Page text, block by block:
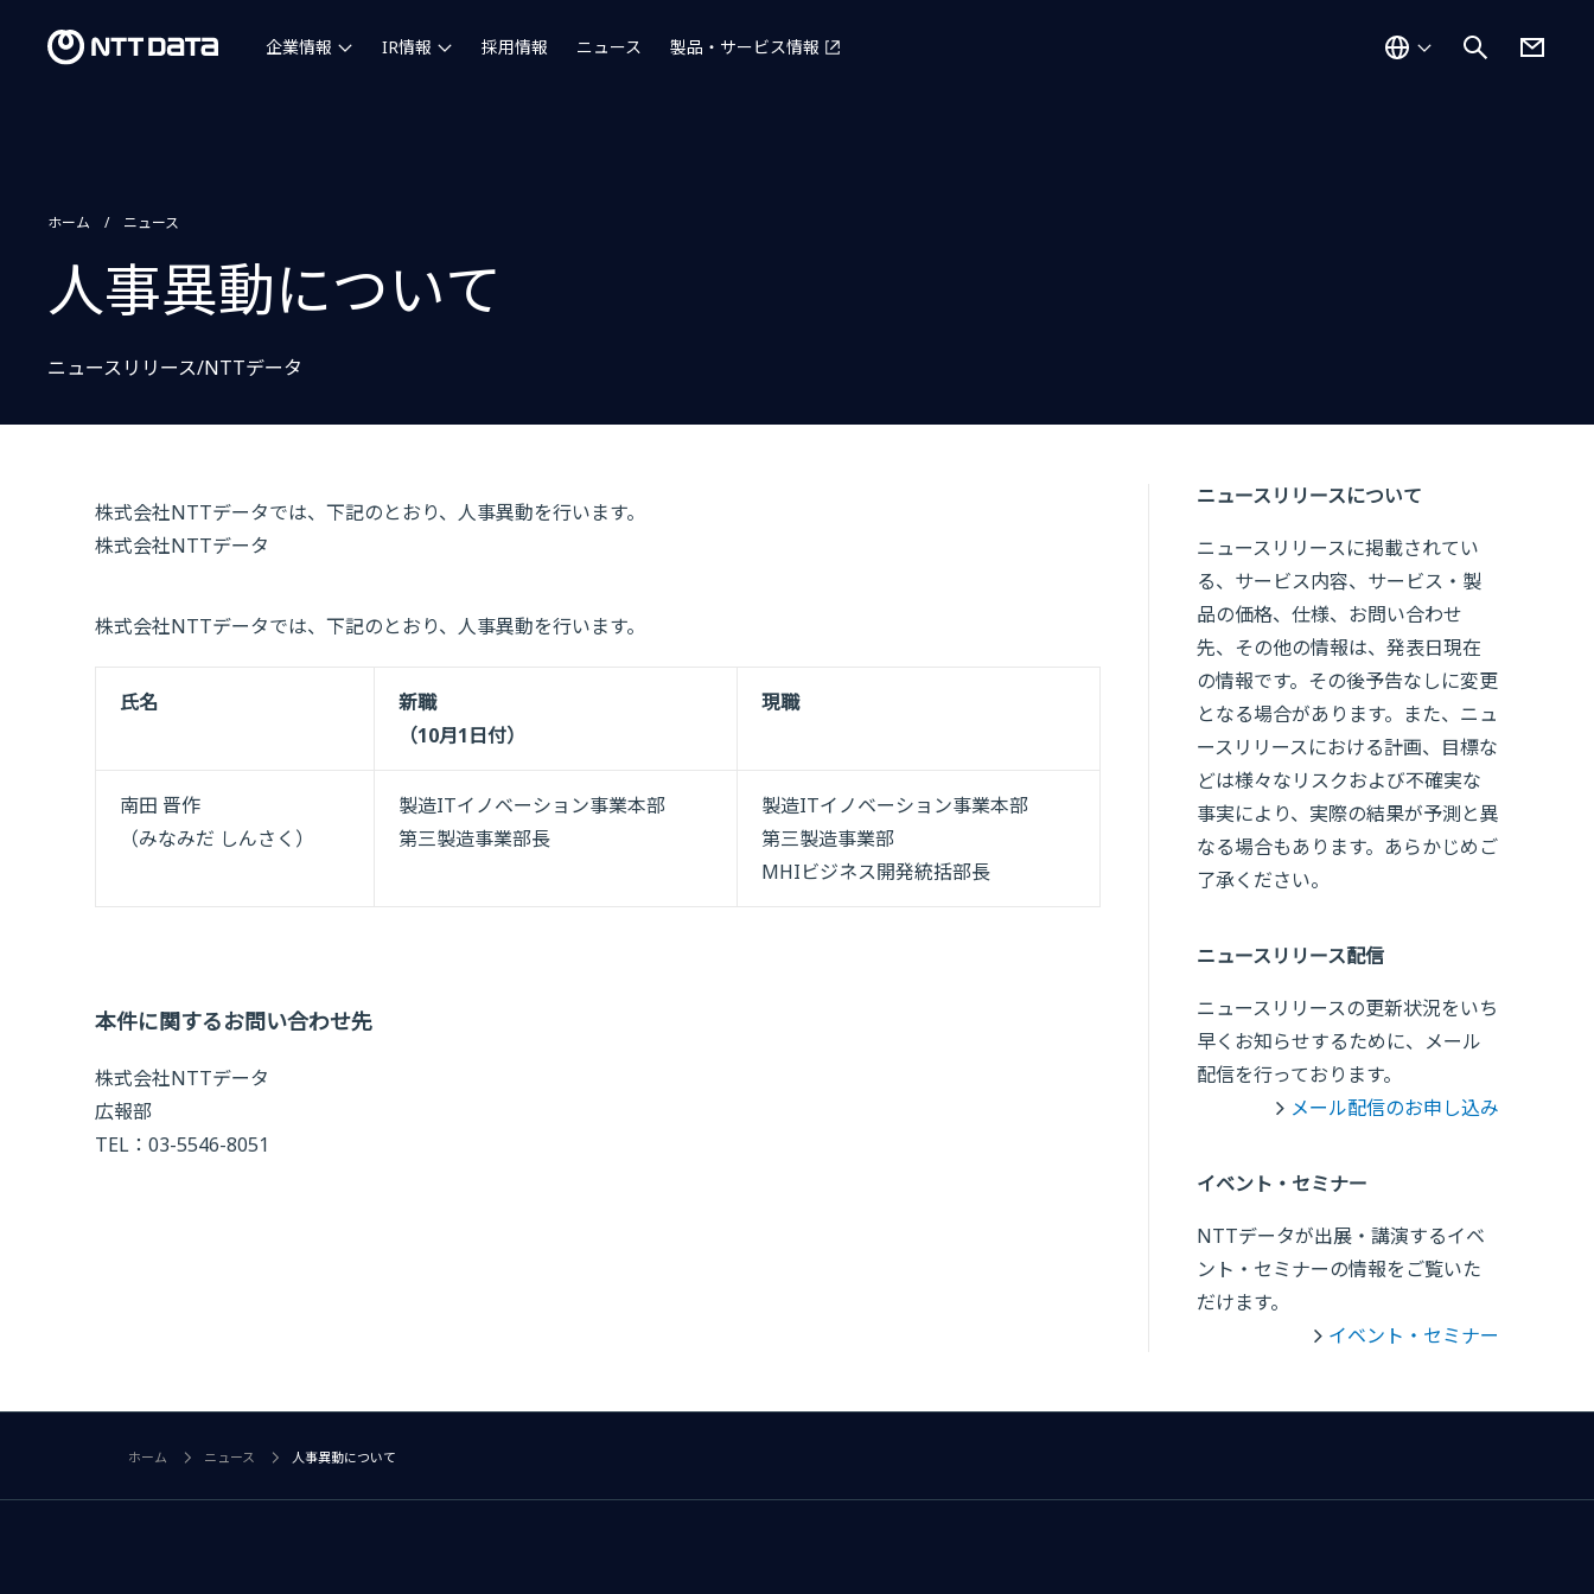
企業情報 IR情報 採用情報 ニュース 製品・サービス情報
ホーム ニュース
人事異動について
ニュースリリース/NTTデータ
株式会社NTTデータでは、下記のとおり、人事異動を行います。
株式会社NTTデータ
株式会社NTTデータでは、下記のとおり、人事異動を行います。
氏名
新職
（10月1日付）
現職
南田 晋作
（みなみだ しんさく）
製造ITイノベーション事業本部
第三製造事業部長
製造ITイノベーション事業本部
第三製造事業部
MHIビジネス開発統括部長
本件に関するお問い合わせ先
株式会社NTTデータ
広報部
TEL：03-5546-8051
ニュースリリースについて
ニュースリリースに掲載されてい
る、サービス内容、サービス・製
品の価格、仕様、お問い合わせ
先、その他の情報は、発表日現在
の情報です。その後予告なしに変更
となる場合があります。また、ニュ
ースリリースにおける計画、目標な
どは様々なリスクおよび不確実な
事実により、実際の結果が予測と異
なる場合もあります。あらかじめご
了承ください。
ニュースリリース配信
ニュースリリースの更新状況をいち
早くお知らせするために、メール
配信を行っております。
メール配信のお申し込み
イベント・セミナー
NTTデータが出展・講演するイベ
ント・セミナーの情報をご覧いた
だけます。
イベント・セミナー
ホーム ニュース 人事異動について